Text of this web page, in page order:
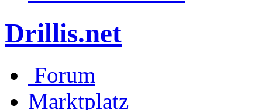
Drillis.net
Forum
Marktplatz